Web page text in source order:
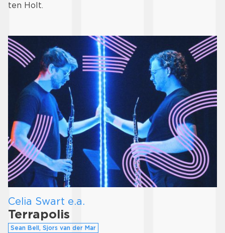
ten Holt.
Celia Swart e.a.
Terrapolis
Sean Bell, Sjors van der Mar